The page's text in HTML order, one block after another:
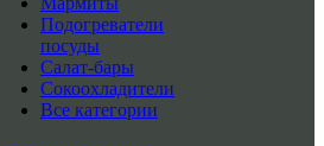
Подогреватели
посуды
Салат-бары
Сокоохладители
Все категории